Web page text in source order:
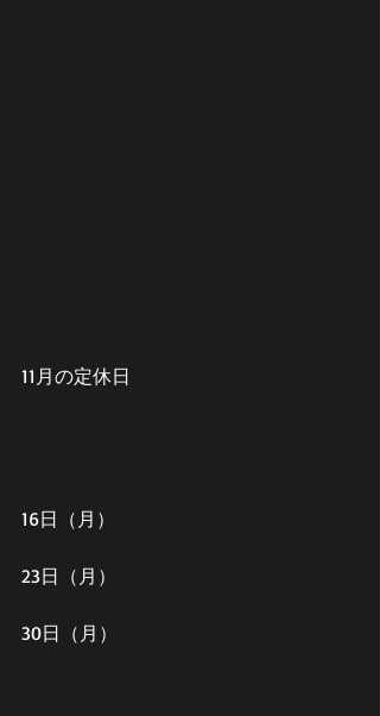
11月の定休日
16日（月）
23日（月）
30日（月）